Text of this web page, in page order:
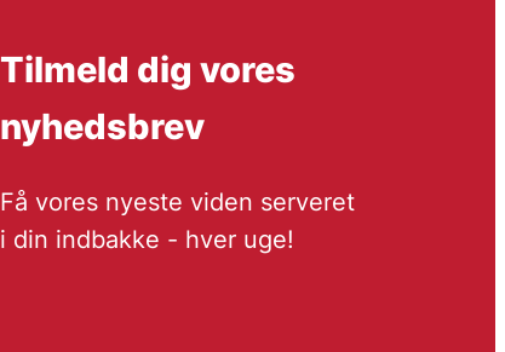
Tilmeld dig vores
nyhedsbrev
Få vores nyeste viden serveret
i din indbakke - hver uge!